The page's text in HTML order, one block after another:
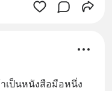
เป็นหนังสือมือหนึ่ง